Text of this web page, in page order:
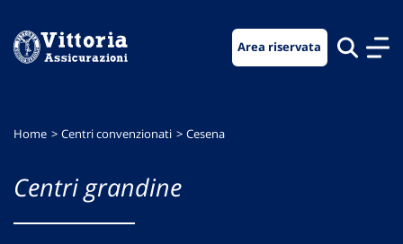
menu
contenuto
footer
Area riservata
Home Centri convenzionati Cesena
Centri grandine